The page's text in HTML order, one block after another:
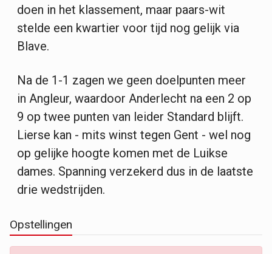
doen in het klassement, maar paars-wit
stelde een kwartier voor tijd nog gelijk via
Blave.
Na de 1-1 zagen we geen doelpunten meer
in Angleur, waardoor Anderlecht na een 2 op
9 op twee punten van leider Standard blijft.
Lierse kan - mits winst tegen Gent - wel nog
op gelijke hoogte komen met de Luikse
dames. Spanning verzekerd dus in de laatste
drie wedstrijden.
Opstellingen